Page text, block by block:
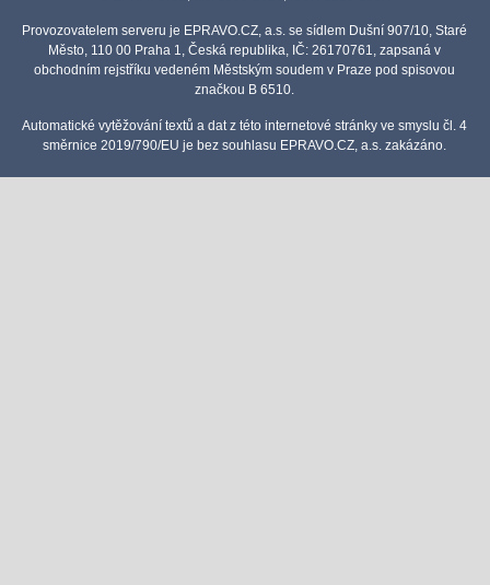
Provozovatelem serveru je EPRAVO.CZ, a.s. se sídlem Dušní 907/10, Staré
Město, 110 00 Praha 1, Česká republika, IČ: 26170761, zapsaná v
obchodním rejstříku vedeném Městským soudem v Praze pod spisovou
značkou B 6510.
Automatické vytěžování textů a dat z této internetové stránky ve smyslu čl. 4
směrnice 2019/790/EU je bez souhlasu EPRAVO.CZ, a.s. zakázáno.